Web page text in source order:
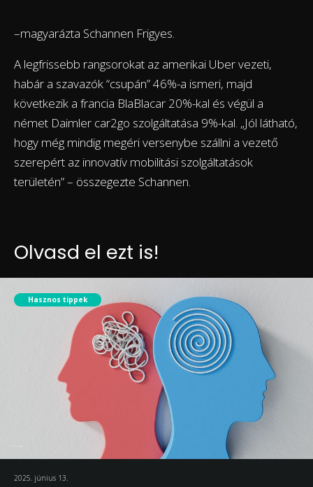
–magyarázta Schannen Frigyes.
A legfrissebb rangsorokat az amerikai Uber vezeti,
habár a szavazók “csupán” 46%-a ismeri, majd
következik a francia BlaBlacar 20%-kal és végül a
német Daimler car2go szolgáltatása 9%-kal. „Jól látható,
hogy még mindig megéri versenybe szállni a vezető
szerepért az innovatív mobilitási szolgáltatások
területén” – összegezte Schannen.
Olvasd el ezt is!
Hasznos tippek
2025. június 13.